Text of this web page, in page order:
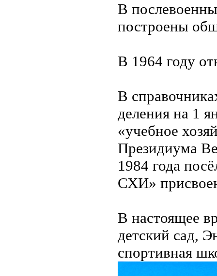
В
построены
В 1964 году
В
деления на 1
«учебное
Президиума
1984 года
СХИ»
В настоящее
детский сад,
спортивная